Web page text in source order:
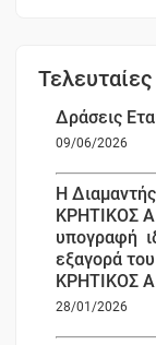
Δράσεις
09/06/2026
Η
ΚΡΗΤΙΚΟΣ
υπογραφή
εξαγορά
ΚΡΗΤΙΚΟΣ
28/01/2026